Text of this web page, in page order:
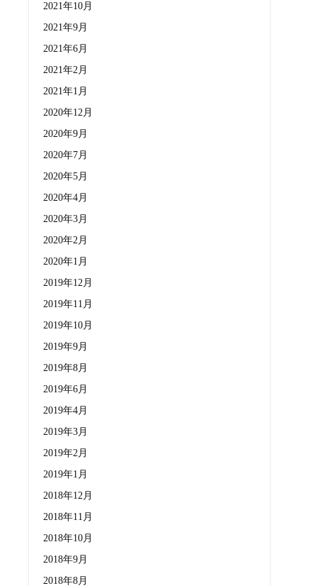
2021年10月
2021年9月
2021年6月
2021年2月
2021年1月
2020年12月
2020年9月
2020年7月
2020年5月
2020年4月
2020年3月
2020年2月
2020年1月
2019年12月
2019年11月
2019年10月
2019年9月
2019年8月
2019年6月
2019年4月
2019年3月
2019年2月
2019年1月
2018年12月
2018年11月
2018年10月
2018年9月
2018年8月